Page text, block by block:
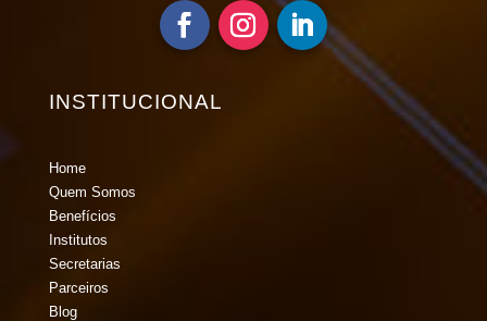
INSTITUCIONAL
Home
Quem Somos
Benefícios
Institutos
Secretarias
Parceiros
Blog